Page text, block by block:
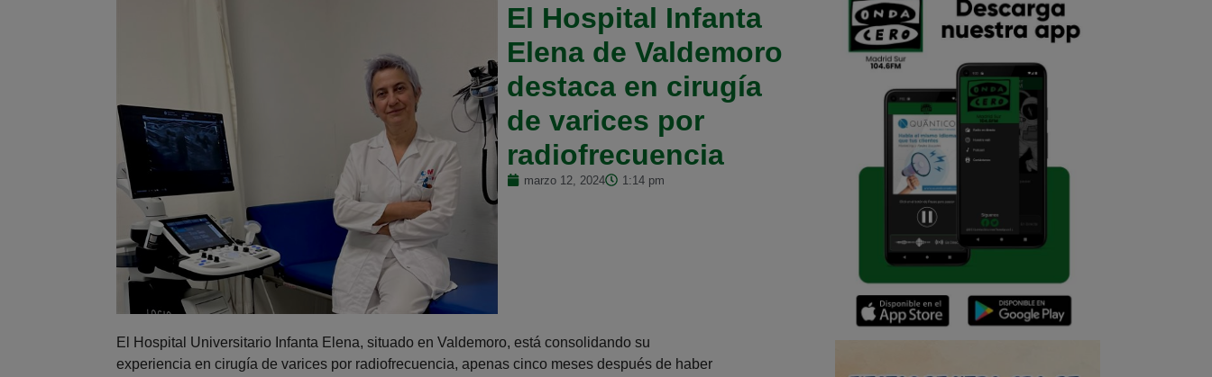
El Hospital Infanta
Elena de Valdemoro
destaca en cirugía
de varices por
radiofrecuencia
marzo 12, 2024 1:14 pm
El Hospital Universitario Infanta Elena, situado en Valdemoro, está consolidando su
experiencia en cirugía de varices por radiofrecuencia, apenas cinco meses después de haber